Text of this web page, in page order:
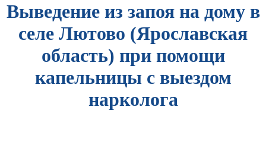
Выведение из запоя на дому в
селе Лютово (Ярославская
область) при помощи
капельницы с выездом
нарколога